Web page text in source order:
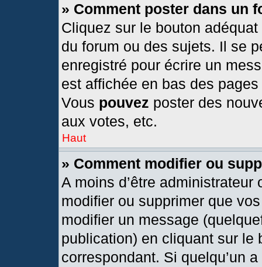
» Comment poster dans un
Cliquez sur le bouton
du forum ou des sujets. Il se
enregistré pour écrire un
est affichée en bas des
Vous pouvez poster des
aux votes, etc.
Haut
» Comment modifier ou
A moins d’être
modifier ou supprimer que
modifier un message
publication) en cliquant sur le
correspondant. Si quelqu’un